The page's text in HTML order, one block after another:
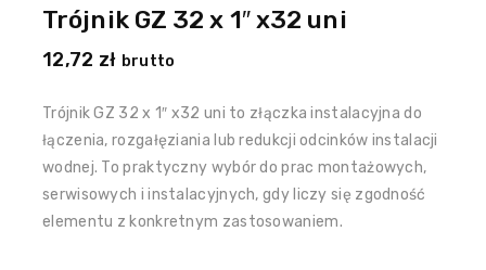
Trójnik GZ 32 x 1″ x32 uni
12,72 zł brutto
Trójnik GZ 32 x 1″ x32 uni to złączka instalacyjna do
łączenia, rozgałęziania lub redukcji odcinków instalacji
wodnej. To praktyczny wybór do prac montażowych,
serwisowych i instalacyjnych, gdy liczy się zgodność
elementu z konkretnym zastosowaniem.